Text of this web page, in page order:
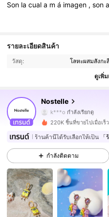
Son lacuala má imagen ,son
รายละเอียดสินค้า
วัสดุ: โลหะผสมสังกะ
ดูเพิ่ม
Nostelle
4.89
k***o กำลังเรียกดู
4.89
72K ผู้ติดตาม
4.89 72K ผู้ติดตาม
4.89 72K ผู้ติดตาม
220K ชิ้นที่ขายไปเมื่อเร็
ร้านค้านี้ได้รับเลือกให้เป็น
กำลังติดตาม